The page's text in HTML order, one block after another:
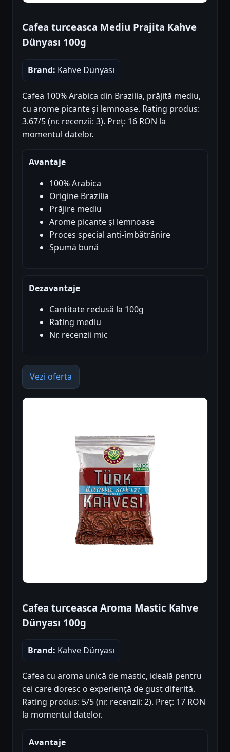
Cafea turceasca Mediu Prajita Kahve
Dünyası 100g
Brand: Kahve Dünyası
Cafea 100% Arabica din Brazilia, prăjită mediu,
cu arome picante și lemnoase. Rating produs:
3.67/5 (nr. recenzii: 3). Preț: 16 RON la
momentul datelor.
Avantaje
100% Arabica
Origine Brazilia
Prăjire mediu
Arome picante și lemnoase
Proces special anti-îmbătrânire
Spumă bună
Dezavantaje
Cantitate redusă la 100g
Rating mediu
Nr. recenzii mic
Vezi oferta
Cafea turceasca Aroma Mastic Kahve
Dünyası 100g
Brand: Kahve Dünyası
Cafea cu aroma unică de mastic, ideală pentru
cei care doresc o experiență de gust diferită.
Rating produs: 5/5 (nr. recenzii: 2). Preț: 17 RON
la momentul datelor.
Avantaje